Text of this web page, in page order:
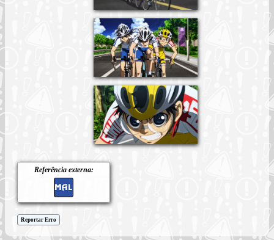
Referência externa:
Reportar Erro